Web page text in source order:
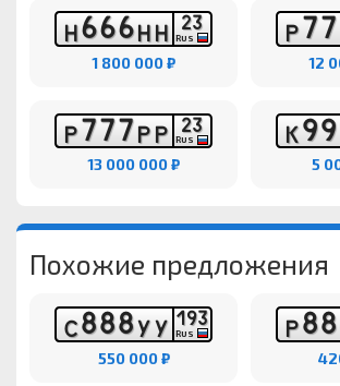
Н666НН 23
RUS
1 800 000 ₽
Р77
12
Р777РР 23
RUS
13 000 000 ₽
К99
5
Похожие предложения
С888УУ 193
RUS
550 000 ₽
Р88